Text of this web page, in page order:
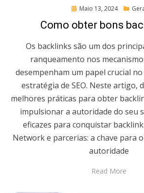
Posted
Maio 13, 2024
Como obter bons
Os backlinks são um dos
ranqueamento nos
desempenham um papel crucial
estratégia de SEO. Neste artigo,
melhores práticas para obter
impulsionar a autoridade do seu
eficazes para conquistar
Network e parcerias: a chave para
autoridade
Read More